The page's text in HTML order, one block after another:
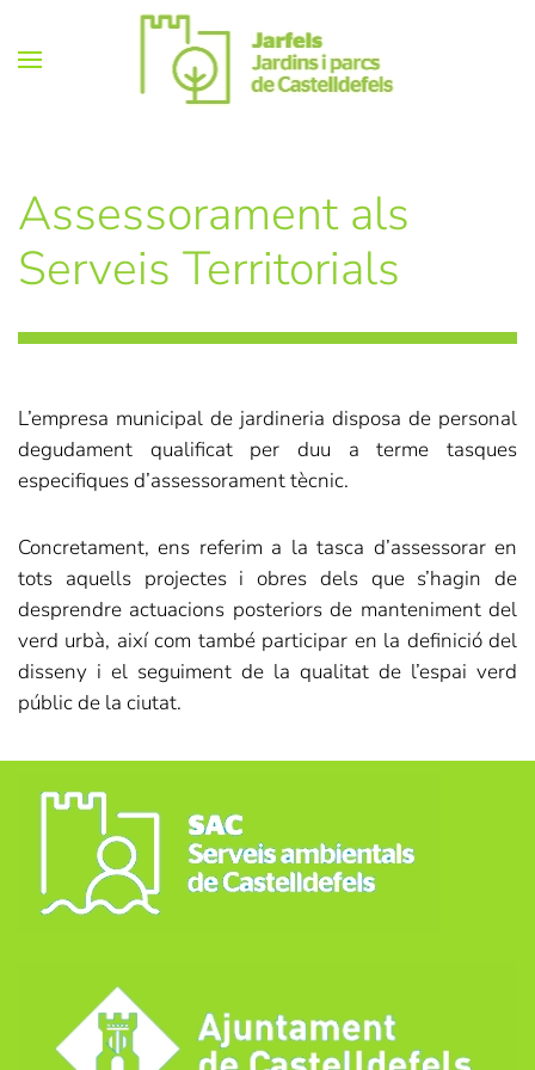
Assessorament als
Serveis Territorials
L’empresa municipal de jardineria disposa de personal
degudament qualificat per duu a terme tasques
especifiques d’assessorament tècnic.
Concretament, ens referim a la tasca d’assessorar en
tots aquells projectes i obres dels que s’hagin de
desprendre actuacions posteriors de manteniment del
verd urbà, així com també participar en la definició del
disseny i el seguiment de la qualitat de l’espai verd
públic de la ciutat.